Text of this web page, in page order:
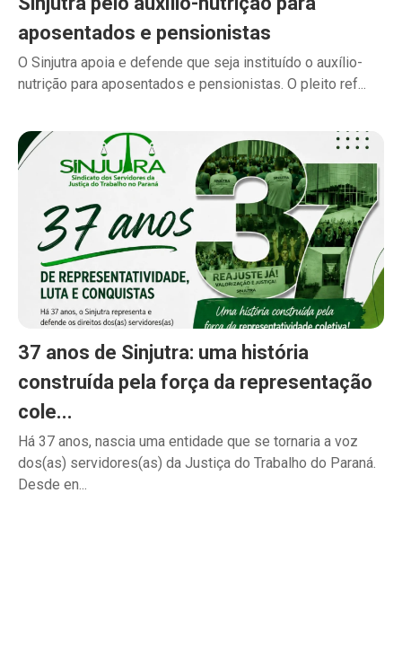
aposentados e pensionistas
O Sinjutra apoia e defende que seja instituído o auxílio-
nutrição para aposentados e pensionistas. O pleito ref...
37 anos de Sinjutra: uma história
construída pela força da representação
cole...
Há 37 anos, nascia uma entidade que se tornaria a voz
dos(as) servidores(as) da Justiça do Trabalho do Paraná.
Desde en...